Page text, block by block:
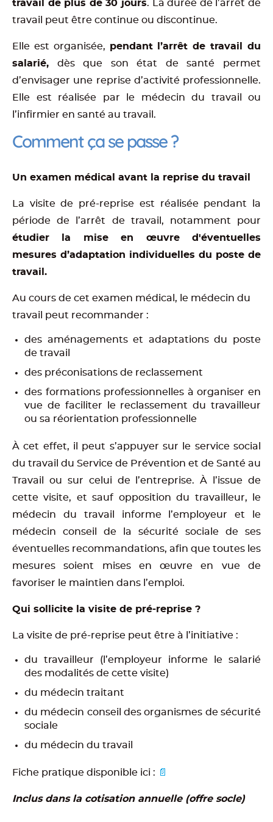
travail de plus de 30 jours. La durée de l’arrêt de
travail peut être continue ou discontinue.
Elle est organisée, pendant l’arrêt de travail du
salarié, dès que son état de santé permet
d’envisager une reprise d’activité professionnelle.
Elle est réalisée par le médecin du travail ou
l’infirmier en santé au travail.
Comment ça se passe ?
Un examen médical avant la reprise du travail
La visite de pré-reprise est réalisée pendant la
période de l’arrêt de travail, notamment pour
étudier la mise en œuvre d'éventuelles
mesures d’adaptation individuelles du poste de
travail.
Au cours de cet examen médical, le médecin du
travail peut recommander :
des aménagements et adaptations du poste
de travail
des préconisations de reclassement
des formations professionnelles à organiser en
vue de faciliter le reclassement du travailleur
ou sa réorientation professionnelle
À cet effet, il peut s’appuyer sur le service social
du travail du Service de Prévention et de Santé au
Travail ou sur celui de l’entreprise. À l’issue de
cette visite, et sauf opposition du travailleur, le
médecin du travail informe l’employeur et le
médecin conseil de la sécurité sociale de ses
éventuelles recommandations, afin que toutes les
mesures soient mises en œuvre en vue de
favoriser le maintien dans l’emploi.
Qui sollicite la visite de pré-reprise ?
La visite de pré-reprise peut être à l’initiative :
du travailleur (l’employeur informe le salarié
des modalités de cette visite)
du médecin traitant
du médecin conseil des organismes de sécurité
sociale
du médecin du travail
Fiche pratique disponible ici : 📄
Inclus dans la cotisation annuelle (offre socle)